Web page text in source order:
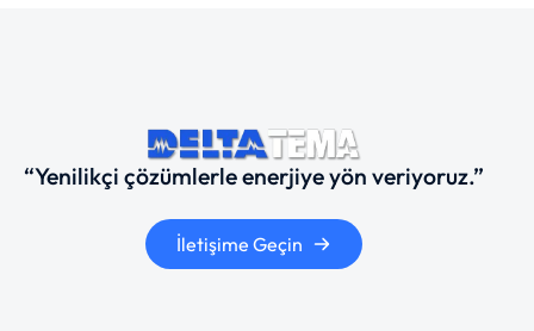
“Yenilikçi çözümlerle enerjiye yön veriyoruz.”
İletişime Geçin